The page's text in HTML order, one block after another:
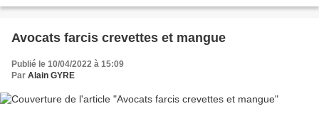
Avocats farcis crevettes et mangue
Publié le 10/04/2022 à 15:09
Par Alain GYRE